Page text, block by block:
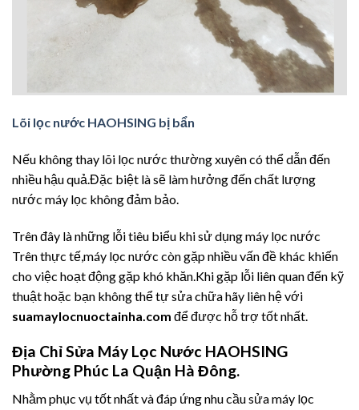
Lõi lọc nước HAOHSING bị bẩn
Nếu không thay lõi lọc nước thường xuyên có thể dẫn đến
nhiều hậu quả.Đặc biệt là sẽ làm hưởng đến chất lượng
nước máy lọc không đảm bảo.
Trên đây là những lỗi tiêu biểu khi sử dụng máy lọc nước
Trên thực tế,máy lọc nước còn gặp nhiều vấn đề khác khiến
cho việc hoạt động gặp khó khăn.Khi gặp lỗi liên quan đến kỹ
thuật hoặc bạn không thể tự sửa chữa hãy liên hệ với
suamaylocnuoctainha.com để được hỗ trợ tốt nhất.
Địa Chỉ Sửa Máy Lọc Nước HAOHSING
Phường Phúc La Quận Hà Đông.
Nhằm phục vụ tốt nhất và đáp ứng nhu cầu sửa máy lọc